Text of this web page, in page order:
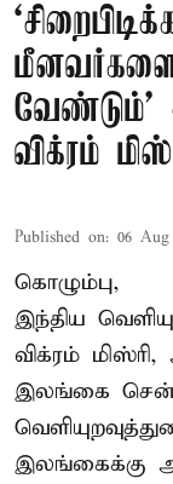
மீனவர்களை
வேண்டும்'
விக்ரம்
Published on: 06 Aug
கொழும்பு,
இந்திய
விக்ரம்
இலங்கை
இலங்கைக்கு